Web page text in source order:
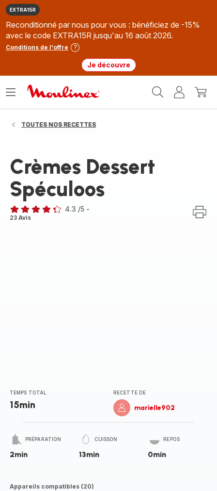
EXTRA15R
Reconditionné par nous pour vous : bénéficiez de -15%
avec le code EXTRA15R jusqu'au 16 août 2026.
Conditions de l'offre
Je découvre
MonMon
Ouvrir
TOUTES NOS RECETTES
Crèmes Dessert
Spéculoos
ratings.4.3
4.3 /5 -
23 Avis
TEMPS TOTAL
15min
RECETTE DE
marielle902
PRÉPARATION
2min
CUISSON
13min
REPOS
0min
Appareils compatibles (20)